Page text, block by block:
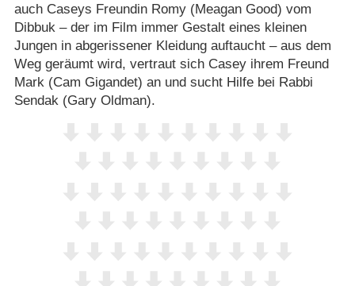
auch Caseys Freundin Romy (Meagan Good) vom
Dibbuk – der im Film immer Gestalt eines kleinen
Jungen in abgerissener Kleidung auftaucht – aus dem
Weg geräumt wird, vertraut sich Casey ihrem Freund
Mark (Cam Gigandet) an und sucht Hilfe bei Rabbi
Sendak (Gary Oldman).